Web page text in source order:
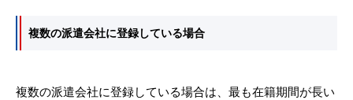
複数の派遣会社に登録している場合
複数の派遣会社に登録している場合は、最も在籍期間が長い